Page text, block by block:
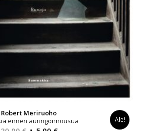
Robert Meriruoho
ennen auringonnousua
Ale!